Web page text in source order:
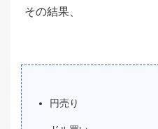
その結果、
円売り